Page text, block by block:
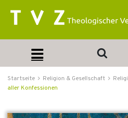
Startseite Religion & Gesellschaft
aller Konfessionen